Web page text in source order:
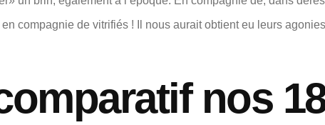
compagnie de vitrifiés ! Il nous aurait obtient eu leurs
nos